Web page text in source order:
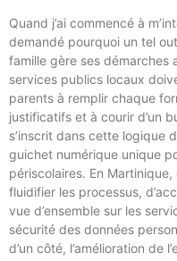
Quand j’ai commencé à
demandé pourquoi un tel
famille gère ses démarches
services publics locaux
parents à remplir chaque
justificatifs et à courir d’un
s’inscrit dans cette logique
guichet numérique unique
périscolaires. En
fluidifier les processus,
vue d’ensemble sur les
sécurité des données
d’un côté, l’amélioration de